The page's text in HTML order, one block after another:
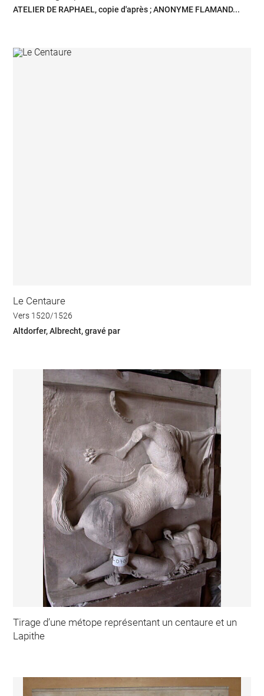
ATELIER DE RAPHAEL, copie d'après ; ANONYME FLAMAND...
Le Centaure
Vers 1520/1526
Altdorfer, Albrecht, gravé par
Tirage d’une métope représentant un centaure et un
Lapithe